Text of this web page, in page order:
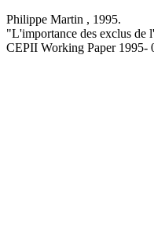
Philippe Martin , 1995.
"L'importance des exclus de
CEPII Working Paper 1995-